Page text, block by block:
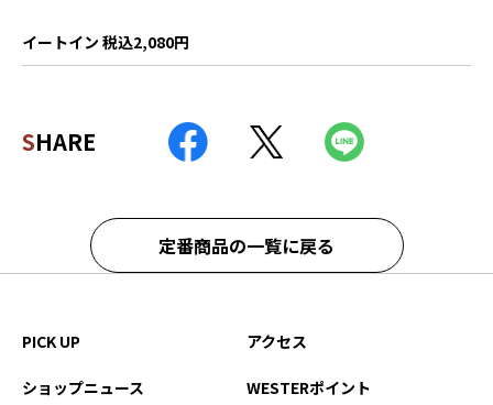
イートイン 税込2,080円
SHARE
定番商品の一覧に戻る
PICK UP
ショップニュース
アクセス
WESTERポイント